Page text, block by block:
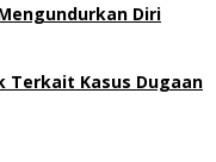
Diri
Terkait Kasus Dugaan